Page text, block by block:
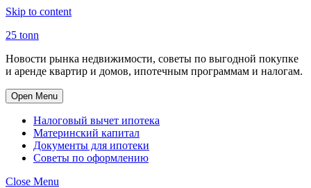
Skip to content
25 tonn
Новости рынка недвижимости, советы по выгодной покупке
и аренде квартир и домов, ипотечным программам и налогам.
Open Menu
Налоговый вычет ипотека
Материнский капитал
Документы для ипотеки
Советы по оформлению
Close Menu